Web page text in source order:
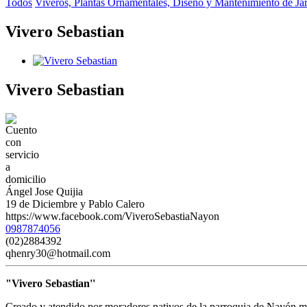
Todos Viveros, Plantas Ornamentales, Diseño y Mantenimiento de
Vivero Sebastian
Vivero Sebastian
Ángel Jose Quijia
19 de Diciembre y Pablo Calero
https://www.facebook.com/ViveroSebastiaNayon
0987874056
(02)2884392
qhenry30@hotmail.com
"Vivero Sebastian''